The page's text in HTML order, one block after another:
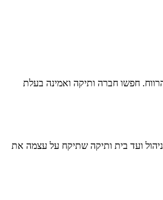
חפשו חברה ותיקה ואמינה בעלת
ניהול ועד בית ותיקה שתיקח על עצמה את